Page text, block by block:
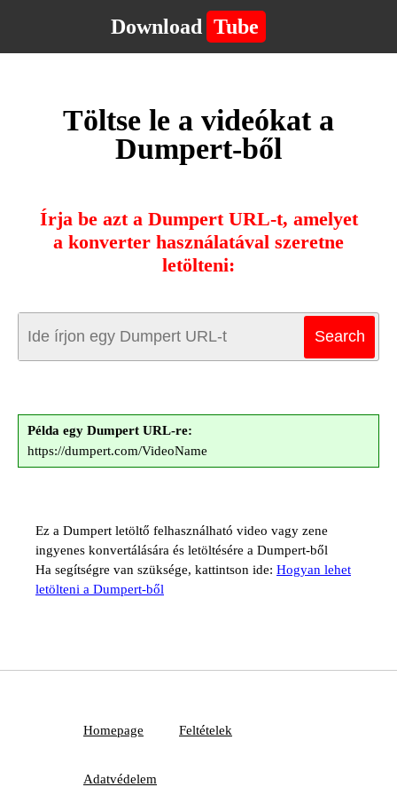
Download Tube
Töltse le a videókat a
Dumpert-ből
Írja be azt a Dumpert URL-t, amelyet
a konverter használatával szeretne
letölteni:
Példa egy Dumpert URL-re:
https://dumpert.com/VideoName
Ez a Dumpert letöltő felhasználható video vagy zene
ingyenes konvertálására és letöltésére a Dumpert-ből
Ha segítségre van szüksége, kattintson ide: Hogyan lehet
letölteni a Dumpert-ből
Homepage Feltételek
Adatvédelem